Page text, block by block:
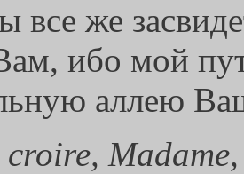
все же
ибо мой
аллею